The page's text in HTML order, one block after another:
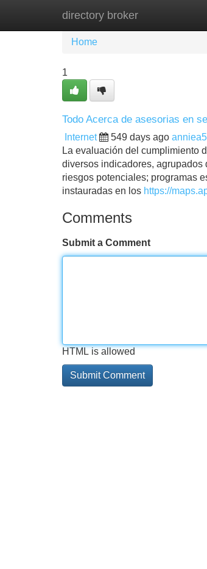
directory broker
Home New Site Listings
Home
1
Todo Acerca de asesorias en
Internet 549 days ago
La evaluación del cumplimiento
diversos indicadores, agrupados
riesgos potenciales; programas
instauradas en los https://
Comments
Submit a Comment
HTML is allowed